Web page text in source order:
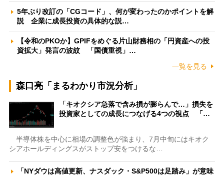
5年ぶり改訂の「CGコード」、何が変わったのかポイントを解
説 企業に成長投資の具体的な説…
【令和のPKOか】GPIFをめぐる片山財務相の「円資産への投
資拡大」発言の波紋 「国債重視」…
一覧を見る
森口亮「まるわかり市況分析」
「キオクシア急落で含み損が膨らんで…」損失を
投資家としての成長につなげる4つの視点 「…
半導体株を中心に相場の調整色が強まり、7月中旬にはキオク
シアホールディングスがストップ安をつけるな…
「NYダウは高値更新、ナスダック・S&P500は足踏み」が意味